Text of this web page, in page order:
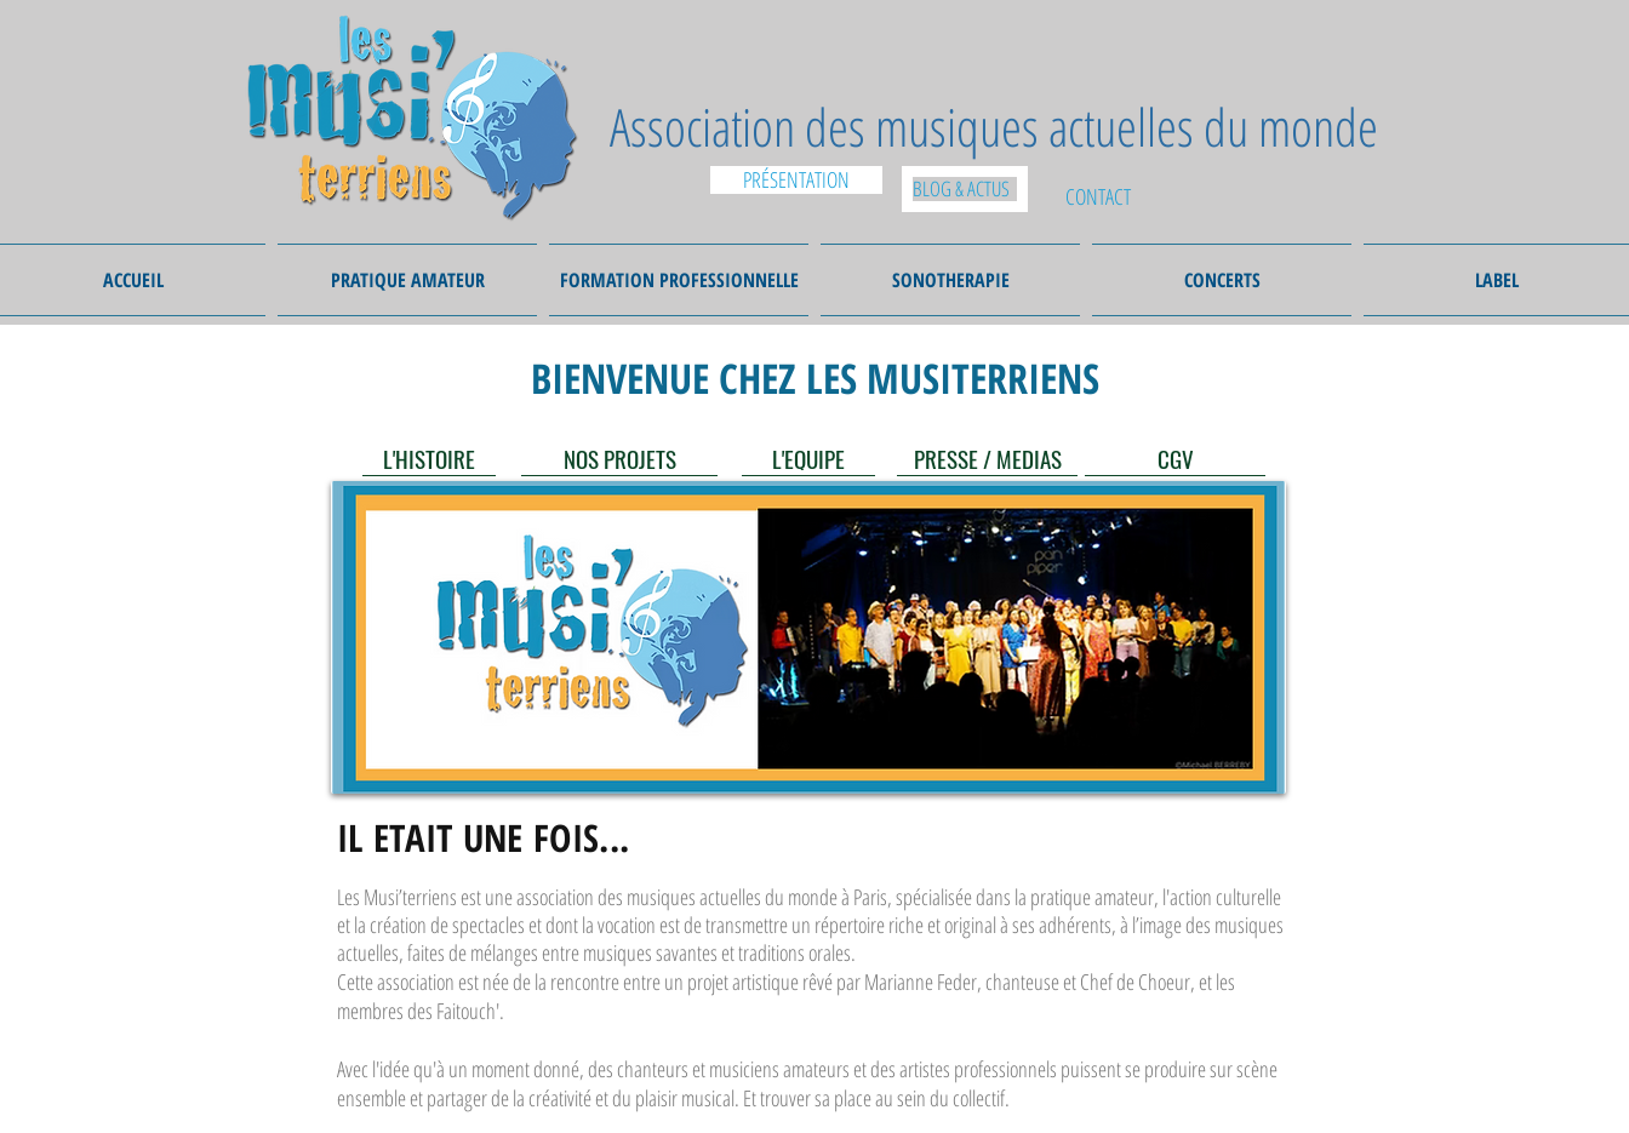
Association des musiques actuelles du monde
PRÉSENTATION BLOG & ACTUS CONTACT
ACCUEIL PRATIQUE AMATEUR FORMATION PROFESSIONNELLE SONOTHERAPIE CONCERTS LABEL
BIENVENUE CHEZ LES MUSITERRIENS
L'HISTOIRE NOS PROJETS L'EQUIPE PRESSE / MEDIAS CGV
IL ETAIT UNE FOIS...
Les Musi’terriens est une association des musiques actuelles du monde à Paris, spécialisée dans la pratique amateur, l'action culturelle
et la création de spectacles et dont la vocation est de transmettre un répertoire riche et original à ses adhérents, à l’image des musiques
actuelles, faites de mélanges entre musiques savantes et traditions orales.
Cette association est née de la rencontre entre un projet artistique rêvé par Marianne Feder, chanteuse et Chef de Choeur, et les
membres des Faitouch'.
Avec l'idée qu'à un moment donné, des chanteurs et musiciens amateurs et des artistes professionnels puissent se produire sur scène
ensemble et partager de la créativité et du plaisir musical. Et trouver sa place au sein du collectif.